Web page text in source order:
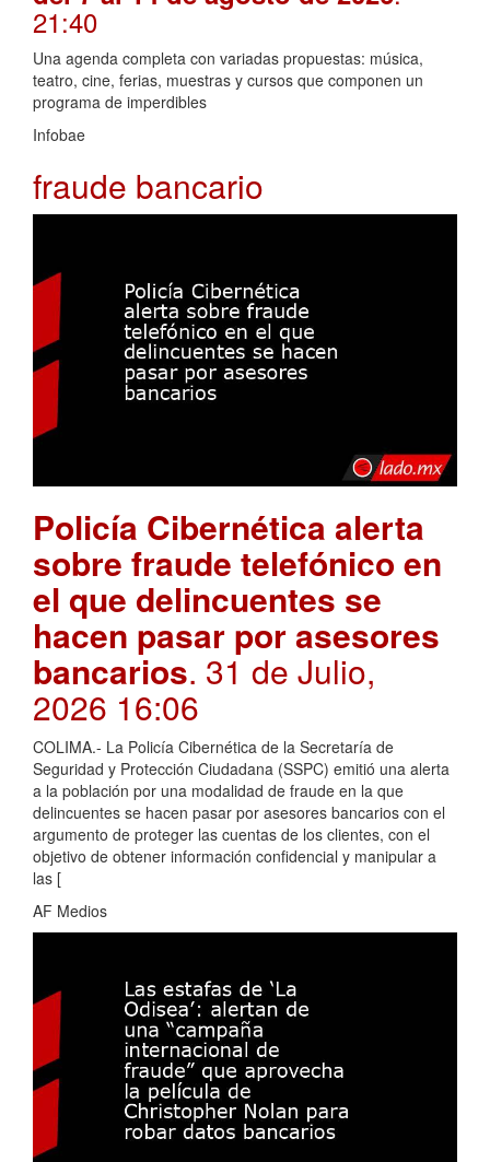
21:40
Una agenda completa con variadas propuestas: música,
teatro, cine, ferias, muestras y cursos que componen un
programa de imperdibles
Infobae
fraude bancario
Policía Cibernética alerta
sobre fraude telefónico en
el que delincuentes se
hacen pasar por asesores
bancarios. 31 de Julio,
2026 16:06
COLIMA.- La Policía Cibernética de la Secretaría de
Seguridad y Protección Ciudadana (SSPC) emitió una alerta
a la población por una modalidad de fraude en la que
delincuentes se hacen pasar por asesores bancarios con el
argumento de proteger las cuentas de los clientes, con el
objetivo de obtener información confidencial y manipular a
las [
AF Medios